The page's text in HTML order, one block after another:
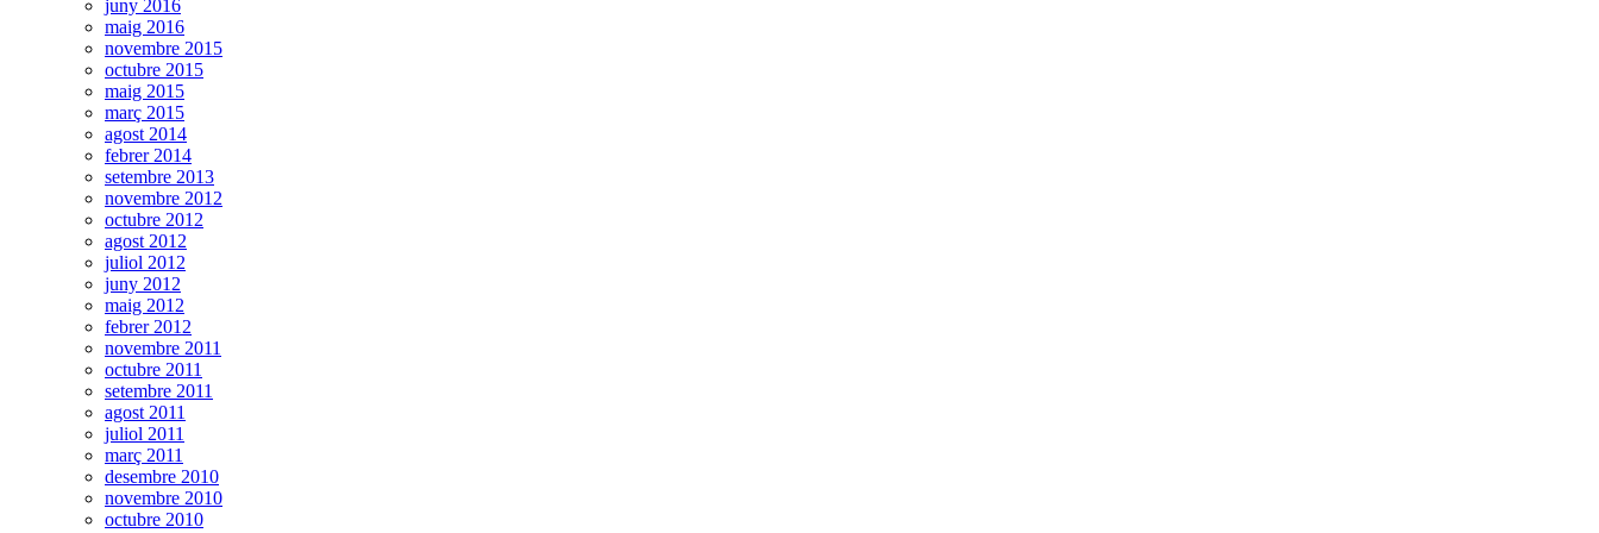
juny 2016
maig 2016
novembre 2015
octubre 2015
maig 2015
març 2015
agost 2014
febrer 2014
setembre 2013
novembre 2012
octubre 2012
agost 2012
juliol 2012
juny 2012
maig 2012
febrer 2012
novembre 2011
octubre 2011
setembre 2011
agost 2011
juliol 2011
març 2011
desembre 2010
novembre 2010
octubre 2010